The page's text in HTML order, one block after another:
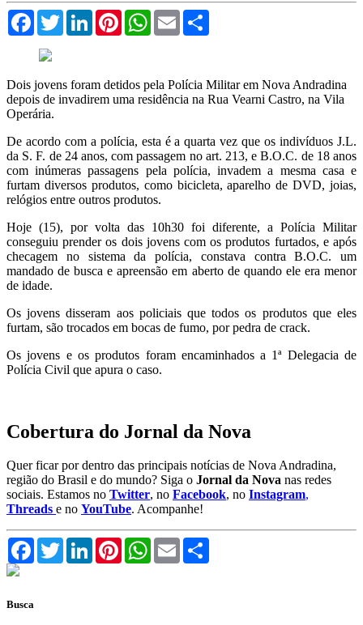
FacebookTwitterLinkedInPinterestWhatsApp
Email
Dois jovens foram detidos pela Polícia Militar em Nova Andradina
depois de invadirem uma residência na Rua Vearni Castro, na Vila
Operária.
De acordo com a polícia, esta é a quarta vez que os indivíduos J.L.
da S. F. de 24 anos, com passagem no art. 213, e B.O.C. de 18 anos
com inúmeras passagens pela polícia, invadem a mesma casa e
furtam diversos produtos, como bicicleta, aparelho de DVD, joias,
relógios entre outros produtos.
Hoje (15), por volta das 10h30 foi diferente, a Polícia Militar
conseguiu prender os dois jovens com os produtos furtados, e após
checagem no sistema da polícia, constava contra B.O.C. um
mandado de busca e apreensão em aberto de quando ele era menor
de idade.
Os jovens disseram aos policiais que todos os produtos que eles
furtam, são trocados em bocas de fumo, por pedra de crack.
Os jovens e os produtos foram encaminhados a 1ª Delegacia de
Polícia Civil que apura o caso.
Cobertura do Jornal da Nova
Quer ficar por dentro das principais notícias de Nova Andradina,
região do Brasil e do mundo? Siga o Jornal da Nova nas redes
sociais. Estamos no Twitter, no Facebook, no Instagram,
Threads e no YouTube. Acompanhe!
FacebookTwitterLinkedInPinterestWhatsApp
Email
Busca